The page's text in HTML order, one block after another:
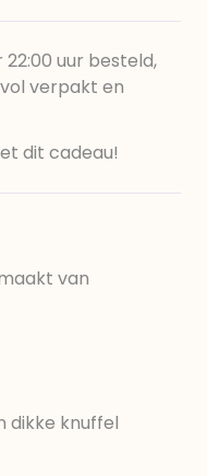
uur besteld,
verpakt en
dit cadeau!
van
dikke knuffel